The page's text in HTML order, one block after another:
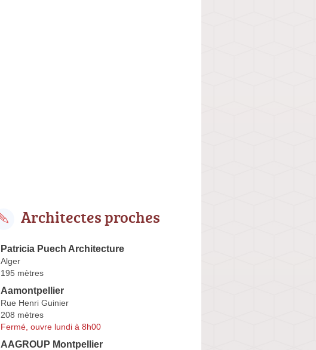
Architectes proches
Patricia Puech Architecture
Alger
195 mètres
Aamontpellier
Rue Henri Guinier
208 mètres
Fermé, ouvre lundi à 8h00
AAGROUP Montpellier